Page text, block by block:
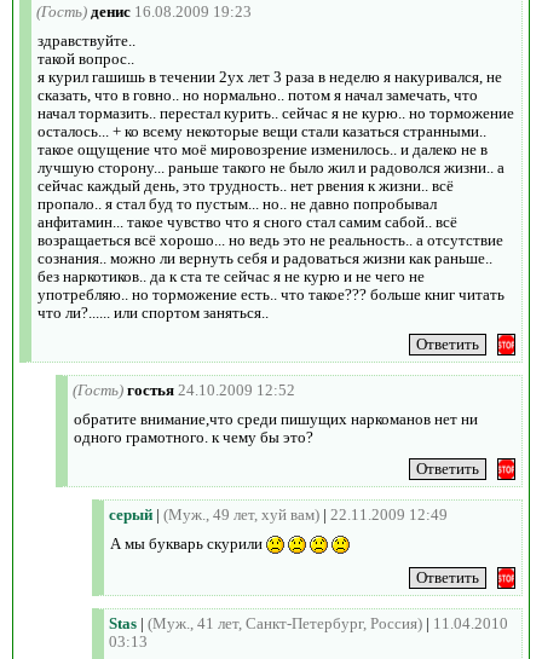
(Гость) денис 16.08.2009 19:23
здравствуйте..
такой вопрос..
я курил гашишь в течении 2ух лет 3 раза в неделю я накуривался, не
сказать, что в говно.. но нормально.. потом я начал замечать, что
начал тормазить.. перестал курить.. сейчас я не курю.. но торможение
осталось... + ко всему некоторые вещи стали казаться странными..
такое ощущение что моё мировозрение изменилось.. и далеко не в
лучшую сторону... раньше такого не было жил и радоволся жизни.. а
сейчас каждый день, это трудность.. нет рвения к жизни.. всё
пропало.. я стал буд то пустым... но.. не давно попробывал
анфитамин... такое чувство что я сного стал самим сабой.. всё
возращаеться всё хорошо... но ведь это не реальность.. а отсутствие
сознания.. можно ли вернуть себя и радоваться жизни как раньше..
без наркотиков.. да к ста те сейчас я не курю и не чего не
употребляю.. но торможение есть.. что такое??? больше книг читать
что ли?...... или спортом заняться..
(Гость) гостья 24.10.2009 12:52
обратите внимание,что среди пишущих наркоманов нет ни
одного грамотного. к чему бы это?
серый | (Муж., 49 лет, хуй вам) | 22.11.2009 12:49
А мы букварь скурили
Stas | (Муж., 41 лет, Санкт-Петербург, Россия) | 11.04.2010
03:13